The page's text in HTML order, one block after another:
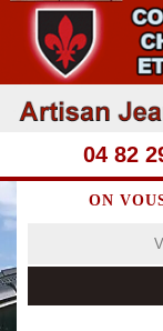
04 82
ON